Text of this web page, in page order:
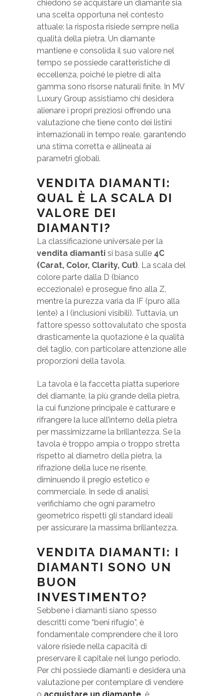
chiedono se acquistare un diamante sia
una scelta opportuna nel contesto
attuale: la risposta risiede sempre nella
qualità della pietra. Un diamante
mantiene e consolida il suo valore nel
tempo se possiede caratteristiche di
eccellenza, poiché le pietre di alta
gamma sono risorse naturali finite. In MV
Luxury Group assistiamo chi desidera
alienare i propri preziosi offrendo una
valutazione che tiene conto dei listini
internazionali in tempo reale, garantendo
una stima corretta e allineata ai
parametri globali.
VENDITA DIAMANTI:
QUAL È LA SCALA DI
VALORE DEI
DIAMANTI?
La classificazione universale per la
vendita diamanti si basa sulle 4C
(Carat, Color, Clarity, Cut). La scala del
colore parte dalla D (bianco
eccezionale) e prosegue fino alla Z,
mentre la purezza varia da IF (puro alla
lente) a I (inclusioni visibili). Tuttavia, un
fattore spesso sottovalutato che sposta
drasticamente la quotazione è la qualità
del taglio, con particolare attenzione alle
proporzioni della tavola.
La tavola è la faccetta piatta superiore
del diamante, la più grande della pietra,
la cui funzione principale è catturare e
rifrangere la luce all’interno della pietra
per massimizzarne la brillantezza. Se la
tavola è troppo ampia o troppo stretta
rispetto al diametro della pietra, la
rifrazione della luce ne risente,
diminuendo il pregio estetico e
commerciale. In sede di analisi,
verifichiamo che ogni parametro
geometrico rispetti gli standard ideali
per assicurare la massima brillantezza.
VENDITA DIAMANTI: I
DIAMANTI SONO UN
BUON
INVESTIMENTO?
Sebbene i diamanti siano spesso
descritti come “beni rifugio”, è
fondamentale comprendere che il loro
valore risiede nella capacità di
preservare il capitale nel lungo periodo.
Per chi possiede diamanti e desidera una
valutazione per contemplare di vendere